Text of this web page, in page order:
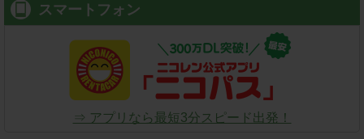
スマートフォン
⇒ アプリなら最短3分スピード出発！